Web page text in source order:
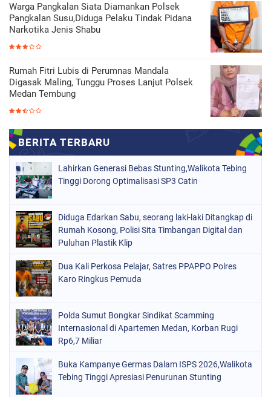
Warga Pangkalan Siata Diamankan Polsek
Pangkalan Susu,Diduga Pelaku Tindak Pidana
Narkotika Jenis Shabu
Rumah Fitri Lubis di Perumnas Mandala
Digasak Maling, Tunggu Proses Lanjut Polsek
Medan Tembung
Lahirkan Generasi Bebas Stunting,Walikota Tebing
Tinggi Dorong Optimalisasi SP3 Catin
Diduga Edarkan Sabu, seorang laki-laki Ditangkap di
Rumah Kosong, Polisi Sita Timbangan Digital dan
Puluhan Plastik Klip
Dua Kali Perkosa Pelajar, Satres PPAPPO Polres
Karo Ringkus Pemuda
Polda Sumut Bongkar Sindikat Scamming
Internasional di Apartemen Medan, Korban Rugi
Rp6,7 Miliar
Buka Kampanye Germas Dalam ISPS 2026,Walikota
Tebing Tinggi Apresiasi Penurunan Stunting